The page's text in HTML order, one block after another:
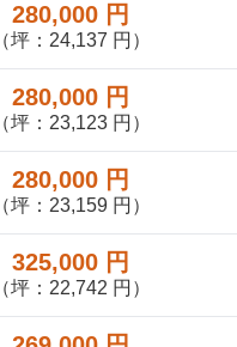
280,000 円
（坪：24,137 円）
280,000 円
（坪：23,123 円）
280,000 円
（坪：23,159 円）
325,000 円
（坪：22,742 円）